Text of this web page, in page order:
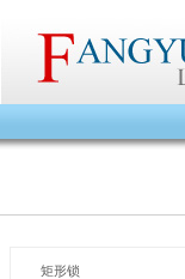
矩形锁